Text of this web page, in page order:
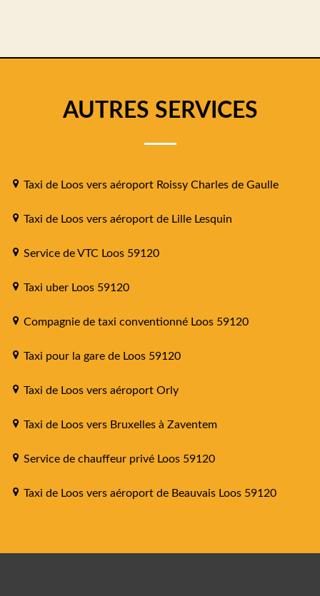
AUTRES SERVICES
Taxi de Loos vers aéroport Roissy Charles de Gaulle
Taxi de Loos vers aéroport de Lille Lesquin
Service de VTC Loos 59120
Taxi uber Loos 59120
Compagnie de taxi conventionné Loos 59120
Taxi pour la gare de Loos 59120
Taxi de Loos vers aéroport Orly
Taxi de Loos vers Bruxelles à Zaventem
Service de chauffeur privé Loos 59120
Taxi de Loos vers aéroport de Beauvais Loos 59120